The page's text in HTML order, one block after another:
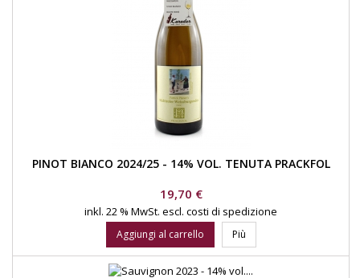
PINOT BIANCO 2024/25 - 14% VOL. TENUTA PRACKFOL
Prezzo
19,70 €
inkl. 22 % MwSt. escl. costi di spedizione
Aggiungi al carrello Più